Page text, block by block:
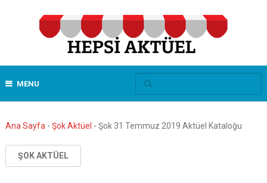
MENU
Ana Sayfa - Şok Aktüel - Şok 31 Temmuz 2019 Aktüel Kataloğu
ŞOK AKTÜEL